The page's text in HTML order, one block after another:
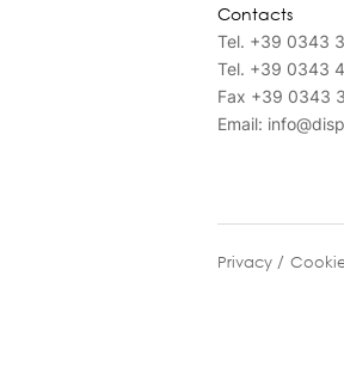
Contacts
Tel. +39 0343
Tel. +39 0343
Fax +39 0343
Email:
Privacy